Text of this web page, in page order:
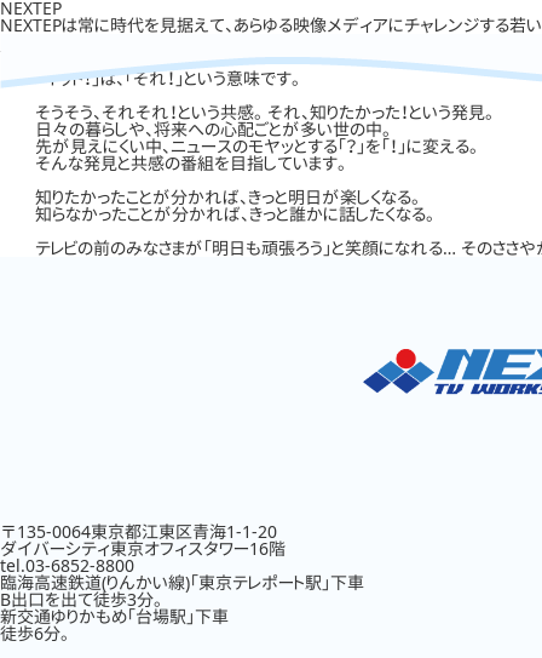
NEXTEP
NEXTEPは常に時代を見据えて、あらゆる映像メディアにチャレンジする若
「イット！」は、「それ！」という意味です。
そうそう、それそれ！という共感。 それ、知りたかった！という発見。
日々の暮らしや、将来への心配ごとが多い世の中。
先が見えにくい中、ニュースのモヤッとする「？」を「！」に変える。
そんな発見と共感の番組を目指しています。
知りたかったことが分かれば、きっと明日が楽しくなる。
知らなかったことが分かれば、きっと誰かに話したくなる。
テレビの前のみなさまが「明日も頑張ろう」と笑顔になれる… そのささ
〒135-0064東京都江東区青海1-1-20
ダイバーシティ東京オフィスタワー16階
tel.03-6852-8800
臨海高速鉄道(りんかい線)「東京テレポート駅」下車
B出口を出て徒歩3分。
新交通ゆりかもめ「台場駅」下車
徒歩6分。